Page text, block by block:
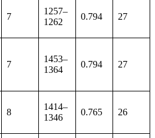
7
1257–
1262
0.794 27
7
1453–
1364
0.794 27
8
1414–
1346
0.765 26